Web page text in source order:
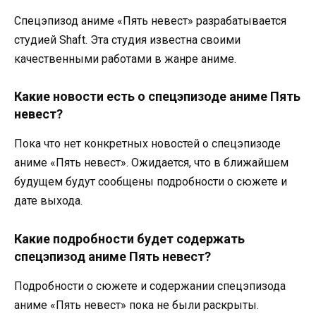
Спецэпизод аниме «Пять невест» разрабатывается
студией Shaft. Эта студия известна своими
качественными работами в жанре аниме.
Какие новости есть о спецэпизоде аниме Пять
невест?
Пока что нет конкретных новостей о спецэпизоде
аниме «Пять невест». Ожидается, что в ближайшем
будущем будут сообщены подробности о сюжете и
дате выхода.
Какие подробности будет содержать
спецэпизод аниме Пять невест?
Подробности о сюжете и содержании спецэпизода
аниме «Пять невест» пока не были раскрыты.